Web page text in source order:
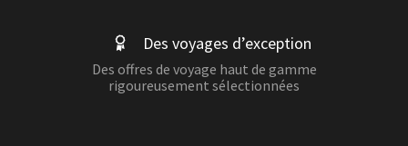
Des voyages d’exception
Des offres de voyage haut de gamme
rigoureusement sélectionnées